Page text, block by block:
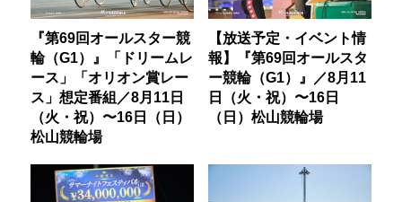
『第69回オールスター競
輪（G1）』「ドリームレ
ース」「オリオン賞レー
ス」想定番組／8月11日
（火・祝）〜16日（日）
松山競輪場
【放送予定・イベント情
報】『第69回オールスタ
ー競輪（G1）』／8月11
日（火・祝）〜16日
（日）松山競輪場